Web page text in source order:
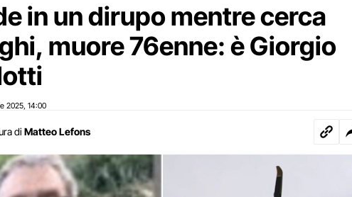
in un dirupo mentre cerca
muore 76enne: è Giorgio
2025 14:00
di Matteo Lefons